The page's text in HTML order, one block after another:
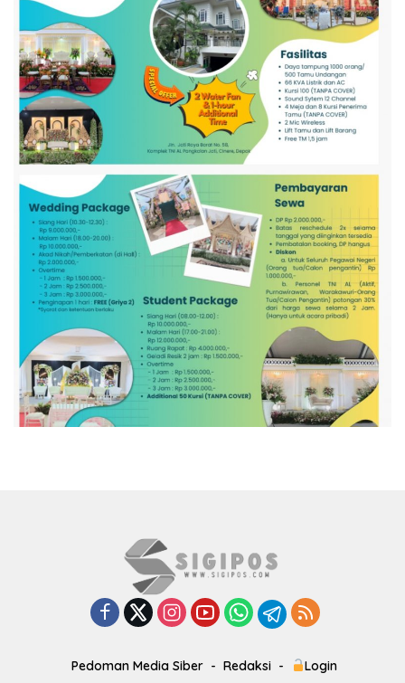
Pedoman Media Siber Redaksi
Login